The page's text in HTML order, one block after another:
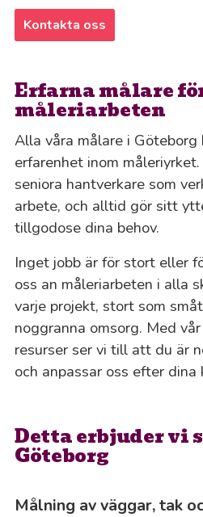
Kontakta oss
Erfarna målare
måleriarbeten
Alla våra målare i Göteborg
erfarenhet inom
seniora hantverkare som
arbete, och alltid gör sitt
tillgodose dina behov.
Inget jobb är för stort eller
oss an måleriarbeten i alla
varje projekt, stort som
noggranna omsorg. Med
resurser ser vi till att du är
och anpassar oss efter dina
Detta erbjuder vi
Göteborg
Målning av väggar, tak